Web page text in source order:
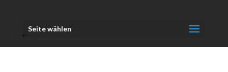
Seite wählen